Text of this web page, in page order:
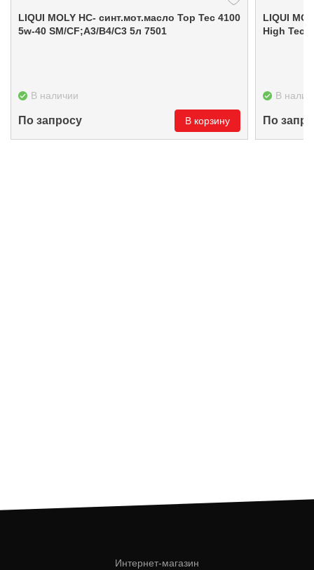
LIQUI MOLY НС- синт.мот.масло Top Tec 4100
5w-40 SM/CF;A3/B4/C3 5л 7501
В наличии
По запросу В корзину
LIQUI
В
По
Интернет-магазин